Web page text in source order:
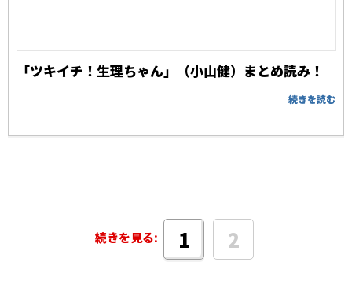
「ツキイチ！生理ちゃん」（小山健）まとめ読み！
続きを読む
続きを見る: 1 2